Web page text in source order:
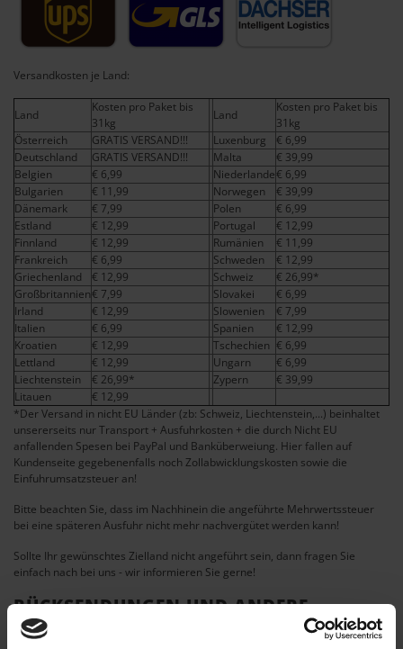
Versandkosten je Land:
Land
Kosten pro Paket bis
31kg
Land
Kosten pro Paket bis
31kg
Österreich
GRATIS VERSAND!!! Luxenburg
€ 6,99
Deutschland
GRATIS VERSAND!!! Malta
€ 39,99
Belgien
€ 6,99 Niederlande€ 6,99
Bulgarien
€ 11,99 Norwegen
€ 39,99
Dänemark
€ 7,99 Polen
€ 6,99
Estland
€ 12,99 Portugal
€ 12,99
Finnland
€ 12,99 Rumänien
€ 11,99
Frankreich
€ 6,99 Schweden
€ 12,99
Griechenland
€ 12,99 Schweiz
€ 26,99*
Großbritannien€ 7,99 Slovakei
€ 6,99
Irland
€ 12,99 Slowenien
€ 7,99
Italien
€ 6,99 Spanien
€ 12,99
Kroatien
€ 12,99 Tschechien € 6,99
Lettland
€ 12,99 Ungarn
€ 6,99
Liechtenstein
€ 26,99* Zypern
€ 39,99
Litauen
€ 12,99
*Der Versand in nicht EU Länder (zb: Schweiz, Liechtenstein,...) beinhaltet
unsererseits nur Transport + Ausfuhrkosten + die durch Nicht EU
anfallenden Spesen bei PayPal und Banküberweiung. Hier fallen auf
Kundenseite gegebenenfalls noch Zollabwicklungskosten sowie die
Einfuhrumsatzsteuer an!
Bitte beachten Sie, dass im Nachhinein die angeführte Mehrwertssteuer
bei eine späteren Ausfuhr nicht mehr nachvergütet werden kann!
Sollte Ihr gewünschtes Zielland nicht angeführt sein, dann fragen Sie
einfach nach bei uns - wir informieren Sie gerne!
RÜCKSENDUNGEN UND ANDERE
PROBLEME